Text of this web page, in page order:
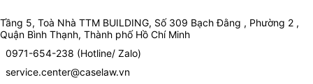
Tầng 5, Toà Nhà TTM BUILDING, Số 309 Bạch Đằng , Phường 2 ,
Quận Bình Thạnh, Thành phố Hồ Chí Minh
0971-654-238 (Hotline/ Zalo)
service.center@caselaw.vn